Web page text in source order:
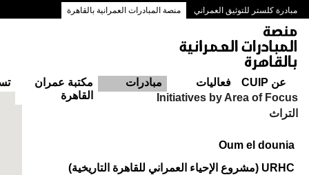
مبادرة كلستر للتوثيق العمراني منصة المبادرات العمرانية بالقاهرة
ممرات وسط البلد بالقاهرة
عن CUIP فعاليات مبادرات
مكتبة عمران
القاهرة
Initiatives by Area of Focus
التراث
Oum el dounia
URHC (مشروع الإحياء العمراني للقاهرة التاريخية)